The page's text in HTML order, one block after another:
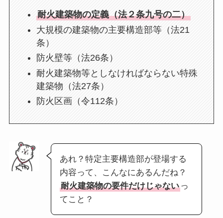
耐火建築物の定義（法２条九号の二）
大規模の建築物の主要構造部等（法21
条）
防火壁等（法26条）
耐火建築物等としなければならない特殊
建築物（法27条）
防火区画（令112条）
あれ？特定主要構造部が登場する
内容って、こんなにあるんだね？
耐火建築物の要件だけじゃないっ
てこと？